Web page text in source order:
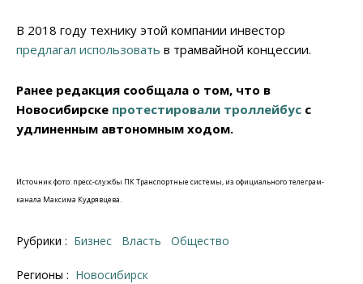
В 2018 году технику этой компании инвестор
предлагал использовать в трамвайной концессии.
Ранее редакция сообщала о том, что в
Новосибирске протестировали троллейбус с
удлиненным автономным ходом.
Источник фото: пресс-службы ПК Транспортные системы, из официального телеграм-
канала Максима Кудрявцева.
Рубрики : Бизнес Власть Общество
Регионы : Новосибирск